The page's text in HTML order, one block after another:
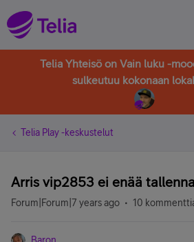
Telia Yhteisö on Vain luku -
sulkeutuu kokonaan
Telia Play -keskustelut
Arris vip2853 ei enää
Forum|Forum|7 years ago 10